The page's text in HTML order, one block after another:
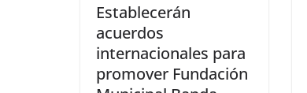
Establecerán
acuerdos
internacionales para
promover Fundación